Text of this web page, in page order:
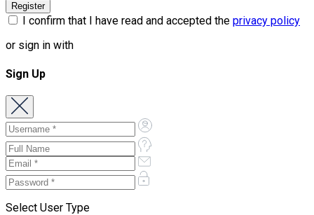
I confirm that I have read and accepted the privacy policy
or sign in with
Sign Up
Select User Type